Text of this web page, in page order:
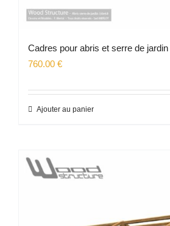
Cadres pour abris et serre de jardin
760.00 €
Ajouter au panier